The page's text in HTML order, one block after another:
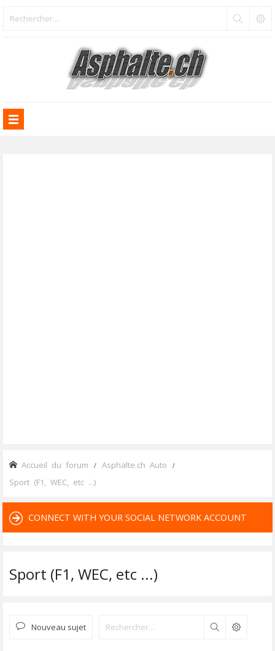
Accueil du forum Asphalte.ch Auto
Sport (F1, WEC, etc ...)
CONNECT WITH YOUR SOCIAL NETWORK ACCOUNT
Sport (F1, WEC, etc ...)
Nouveau sujet Rechercher